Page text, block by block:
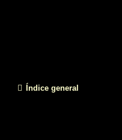
Índice general